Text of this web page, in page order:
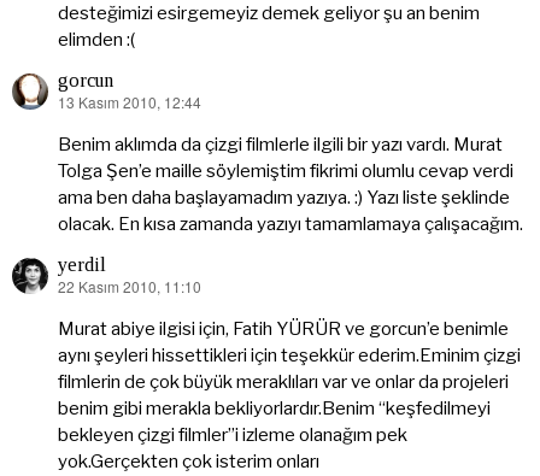
desteğimizi esirgemeyiz demek geliyor şu an benim
elimden :(
gorcun
dedi
13 Kasım 2010, 12:44
Benim aklımda da çizgi filmlerle ilgili bir yazı vardı. Murat
Tolga Şen’e maille söylemiştim fikrimi olumlu cevap verdi
ama ben daha başlayamadım yazıya. :) Yazı liste şeklinde
olacak. En kısa zamanda yazıyı tamamlamaya çalışacağım.
yerdil
dedi
22 Kasım 2010, 11:10
Murat abiye ilgisi için, Fatih YÜRÜR ve gorcun’e benimle
aynı şeyleri hissettikleri için teşekkür ederim.Eminim çizgi
filmlerin de çok büyük meraklıları var ve onlar da projeleri
benim gibi merakla bekliyorlardır.Benim “keşfedilmeyi
bekleyen çizgi filmler”i izleme olanağım pek
yok.Gerçekten çok isterim onları